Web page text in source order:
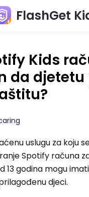
FlashGet
Kids
da djetetu
uslugu za koju
Spotify računa
13 godina mogu
djeci.